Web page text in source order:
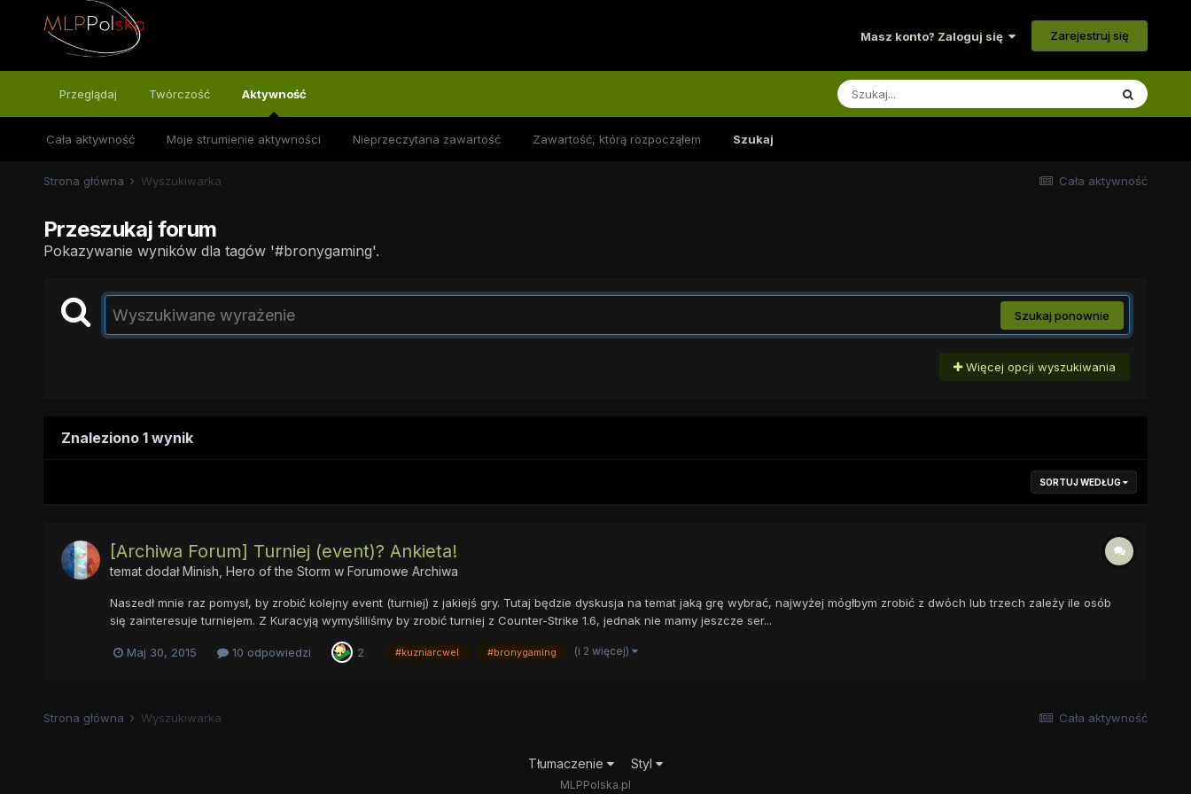
Masz konto? Zaloguj się Zarejestruj się
Przeglądaj Twórczość Aktywność
Cała aktywność Moje strumienie aktywności Nieprzeczytana zawartość Zawartość, którą rozpocząłem Szukaj
Cała aktywność
Strona główna Wyszukiwarka
Przeszukaj forum
Pokazywanie wyników dla tagów '#bronygaming'.
Szukaj ponownie
Więcej opcji wyszukiwania
Znaleziono 1 wynik
SORTUJ WEDŁUG
[Archiwa Forum] Turniej (event)? Ankieta!
temat dodałMinish, Hero of the Storm w Forumowe Archiwa
Naszedł mnie raz pomysł, by zrobić kolejny event (turniej) z jakiejś gry. Tutaj będzie dyskusja na temat jaką grę wybrać, najwyżej mógłbym zrobić z dwóch lub trzech zależy ile osób
się zainteresuje turniejem. Z Kuracyją wymyśliliśmy by zrobić turniej z Counter-Strike 1.6, jednak nie mamy jeszcze ser...
Maj 30, 2015 10 odpowiedzi 2 #kuzniarcwel #bronygaming (i 2 więcej)
Cała aktywność
Strona główna Wyszukiwarka
Tłumaczenie Styl
MLPPolska.pl